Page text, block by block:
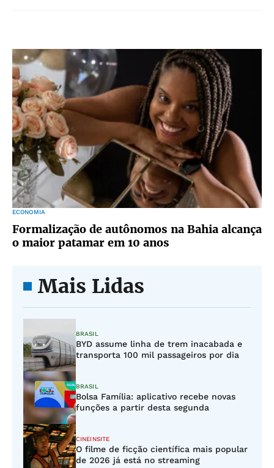
ECONOMIA
Formalização de autônomos na Bahia alcança
o maior patamar em 10 anos
Mais Lidas
BRASIL
BYD assume linha de trem inacabada e
transporta 100 mil passageiros por dia
BRASIL
Bolsa Família: aplicativo recebe novas
funções a partir desta segunda
CINEINSITE
O filme de ficção científica mais popular
de 2026 já está no streaming